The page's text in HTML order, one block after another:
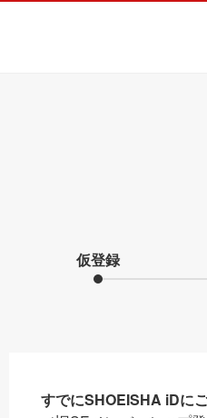
仮登録
すでにSHOEISHA iDに